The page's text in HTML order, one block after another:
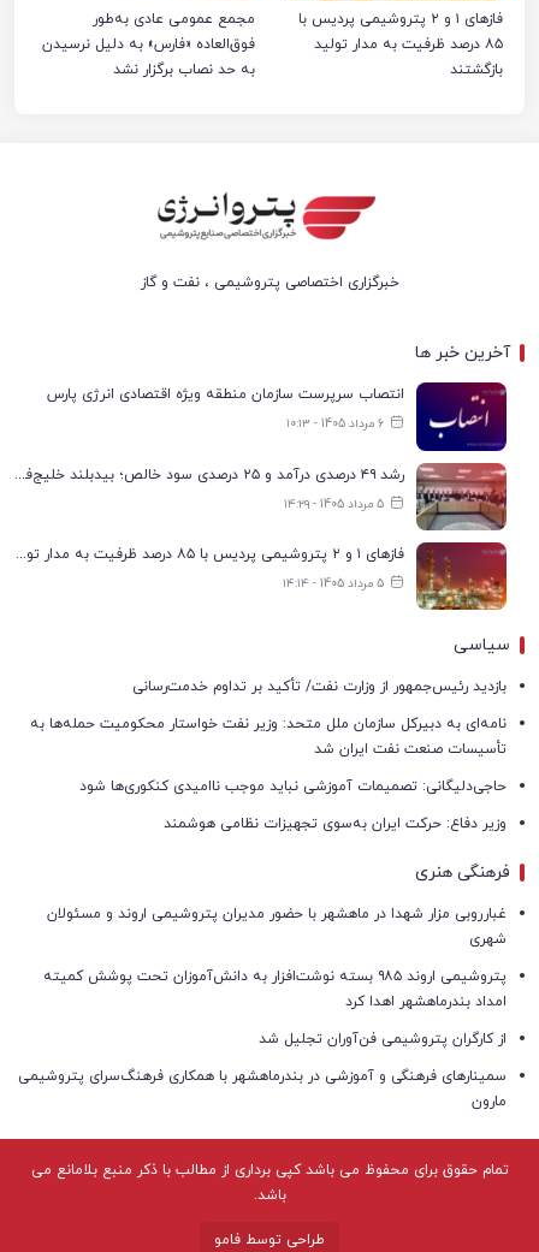
فازهای ۱ و ۲ پتروشیمی پردیس با
۸۵ درصد ظرفیت به مدار تولید
بازگشتند
مجمع عمومی عادی به‌طور
فوق‌العاده «فارس» به دلیل نرسیدن
به حد نصاب برگزار نشد
خبرگزاری اختصاصی پتروشیمی ، نفت و گاز
آخرین خبر ها
انتصاب سرپرست سازمان منطقه ویژه اقتصادی انرژی پارس
6 مرداد 1405 - ۱۰:۱۳
رشد ۴۹ درصدی درآمد و ۲۵ درصدی سود خالص؛ بیدبلند خلیج‌فارس سال ۱۴۰۴ را با رکوردهای جدید به پایان رساند
5 مرداد 1405 - ۱۴:۲۹
فازهای ۱ و ۲ پتروشیمی پردیس با ۸۵ درصد ظرفیت به مدار تولید بازگشتند
5 مرداد 1405 - ۱۴:۱۴
سیاسی
بازدید رئیس‌جمهور از وزارت نفت/ تأکید بر تداوم خدمت‌رسانی
نامه‌ای به دبیرکل سازمان ملل متحد: وزیر نفت خواستار محکومیت حمله‌ها به
تأسیسات صنعت نفت ایران شد
حاجی‌دلیگانی: تصمیمات آموزشی نباید موجب ناامیدی کنکوری‌ها شود
وزیر دفاع: حرکت ایران به‌سوی تجهیزات نظامی هوشمند
فرهنگی هنری
غبارروبی مزار شهدا در ماهشهر با حضور مدیران پتروشیمی اروند و مسئولان
شهری
پتروشیمی اروند ۹۸۵ بسته نوشت‌افزار به دانش‌آموزان تحت پوشش کمیته
امداد بندرماهشهر اهدا کرد
از کارگران پتروشیمی فن‌آوران تجلیل شد
سمینارهای فرهنگی و آموزشی در بندرماهشهر با همکاری فرهنگ‌سرای پتروشیمی
مارون
تمام حقوق برای محفوظ می باشد کپی برداری از مطالب با ذکر منبع بلامانع می
باشد.
طراحی توسط فامو